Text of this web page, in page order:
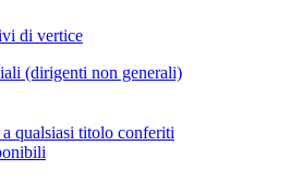
di vertice
(dirigenti non generali)
qualsiasi titolo conferiti